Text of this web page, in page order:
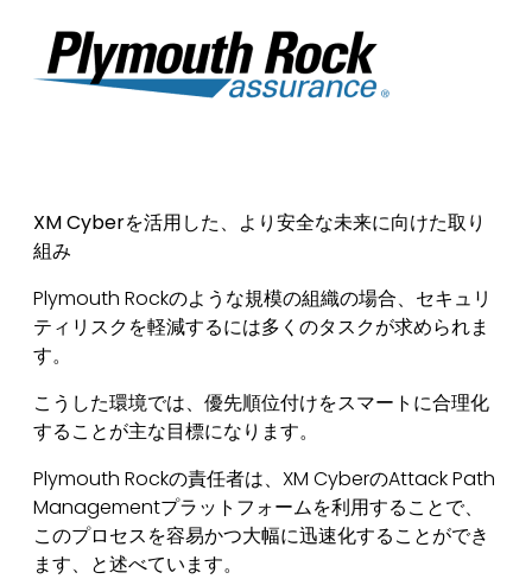
XM Cyberを活用した、より安全な未来に向けた取り
組み
Plymouth Rockのような規模の組織の場合、セキュリ
ティリスクを軽減するには多くのタスクが求められま
す。
こうした環境では、優先順位付けをスマートに合理化
することが主な目標になります。
Plymouth Rockの責任者は、XM CyberのAttack Path
Managementプラットフォームを利用することで、
このプロセスを容易かつ大幅に迅速化することができ
ます、と述べています。